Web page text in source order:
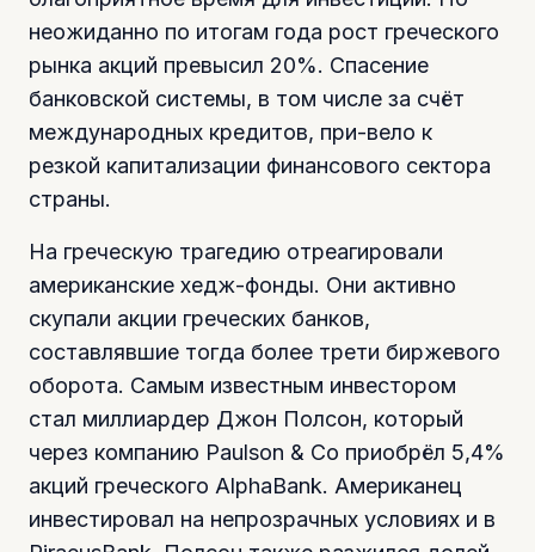
неожиданно по итогам года рост греческого
рынка акций превысил 20%. Спасение
банковской системы, в том числе за счёт
международных кредитов, при-вело к
резкой капитализации финансового сектора
страны.
На греческую трагедию отреагировали
американские хедж-фонды. Они активно
скупали акции греческих банков,
составлявшие тогда более трети биржевого
оборота. Самым известным инвестором
стал миллиардер Джон Полсон, который
через компанию Paulson & Co приобрёл 5,4%
акций греческого AlphaBank. Американец
инвестировал на непрозрачных условиях и в